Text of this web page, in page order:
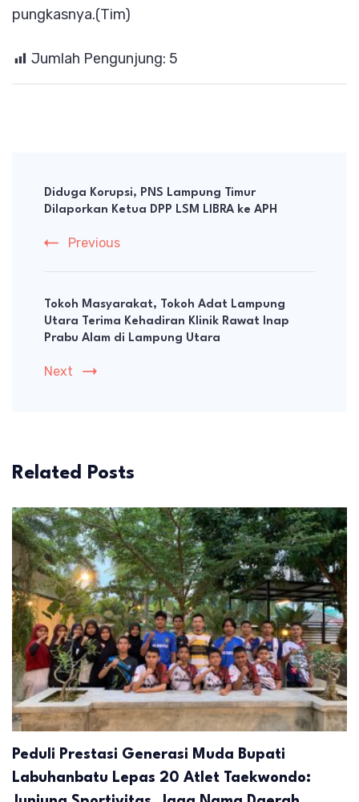
pungkasnya.(Tim)
Jumlah Pengunjung: 5
Navigation
Diduga Korupsi, PNS Lampung Timur
Dilaporkan Ketua DPP LSM LIBRA ke APH
Previous
Tokoh Masyarakat, Tokoh Adat Lampung
Utara Terima Kehadiran Klinik Rawat Inap
Prabu Alam di Lampung Utara
Next
Related Posts
Peduli Prestasi Generasi Muda Bupati
Labuhanbatu Lepas 20 Atlet Taekwondo: